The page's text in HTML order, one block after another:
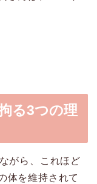
る3つの理
がら、これほど
体を維持されて